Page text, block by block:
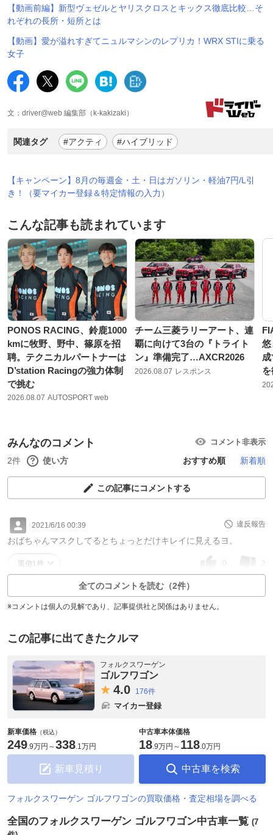
【動画前編】新型ヴェゼルとヤリスクロスとキックス徹底比較…そ
れぞれの長所・短所とは
【動画】愛が溢れすぎてニュルマシンのレプリカ！WRX STIに乗る
女子
文：driver@web 編集部（k-kakizaki）
関連タグ #アクティ #ハイブリッド
【キャンペーン】8月の毎週金・土・日はガソリン・軽油7円/L引
き！（要マイカー登録＆特定情報の入力）
こんな記事も読まれています
PONOS RACING、鈴鹿1000
kmに牧野、野中、篠原を招
聘。テクニカルパートナーは
D’station Racingの強力体制
で挑む
2026.08.07 AUTOSPORT web
チーム三菱ラリーアート、連
覇に向けて3台の『トライト
ン』準備完了…AXCR2026
2026.08.07 レスポンス
悠
みんなのコメント コメント非表示
2件 使い方 おすすめ順 新着順
この記事にコメントする
2021/6/16 00:39 違反報告
おばちゃんマスクしてるとちょっとだけキレイに見えるヨ。
返信1件 0 2
全てのコメントを読む（2件）
※コメントは個人の見解であり、記事提供社と関係はありません。
この記事に出てきたクルマ
フォルクスワーゲン
ゴルフワゴン
4.0 176件
マイカー登録
新車価格 （税込）
249.9万円 ～338.1万円
新車見積り
中古車本体価格
18.9万円 ～ 118.0万円
中古車を検索
フォルクスワーゲン ゴルフワゴンの買取価格・査定相場を調べる
全国のフォルクスワーゲン ゴルフワゴン中古車一覧 (7